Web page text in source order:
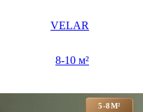
VELAR
8-10 м²
5-8М²